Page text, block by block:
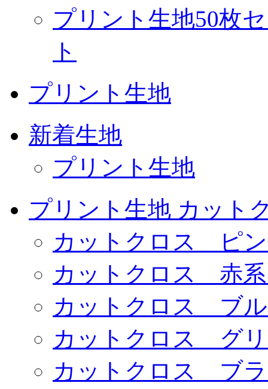
プリント生地50枚
ト
プリント生地
新着生地
プリント生地
プリント生地 カット
カットクロス ピ
カットクロス 赤
カットクロス ブ
カットクロス グ
カットクロス ブ